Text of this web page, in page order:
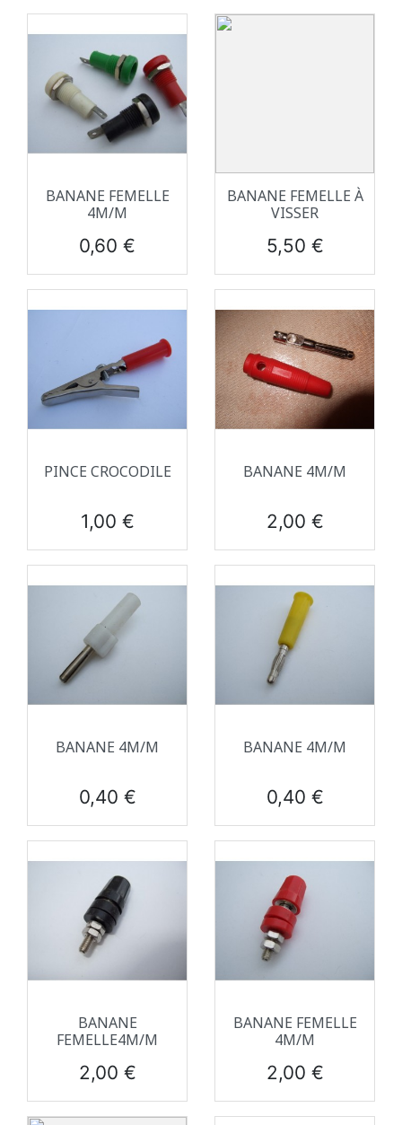
BANANE FEMELLE
4M/M
Prix
0,60 €
BANANE FEMELLE À
VISSER
Prix
5,50 €
PINCE CROCODILE
Prix
1,00 €
BANANE 4M/M
Prix
2,00 €
BANANE 4M/M
Prix
0,40 €
BANANE 4M/M
Prix
0,40 €
BANANE
FEMELLE4M/M
Prix
2,00 €
BANANE FEMELLE
4M/M
Prix
2,00 €